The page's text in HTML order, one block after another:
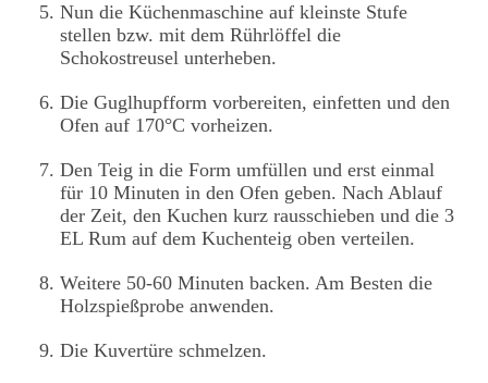
Nun die Küchenmaschine auf kleinste Stufe
stellen bzw. mit dem Rührlöffel die
Schokostreusel unterheben.
Die Guglhupfform vorbereiten, einfetten und den
Ofen auf 170°C vorheizen.
Den Teig in die Form umfüllen und erst einmal
für 10 Minuten in den Ofen geben. Nach Ablauf
der Zeit, den Kuchen kurz rausschieben und die 3
EL Rum auf dem Kuchenteig oben verteilen.
Weitere 50-60 Minuten backen. Am Besten die
Holzspießprobe anwenden.
Die Kuvertüre schmelzen.